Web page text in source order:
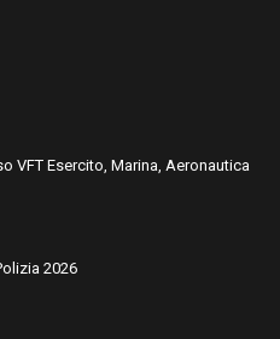
VFT Esercito, Marina, Aeronautica
2026